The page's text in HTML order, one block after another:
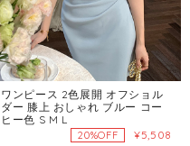
ワンピース 2色展開 オフショル
ダー 膝上 おしゃれ ブルー コー
ヒー色 S M L
20%OFF ¥5,508